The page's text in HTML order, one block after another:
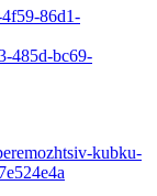
kubku-